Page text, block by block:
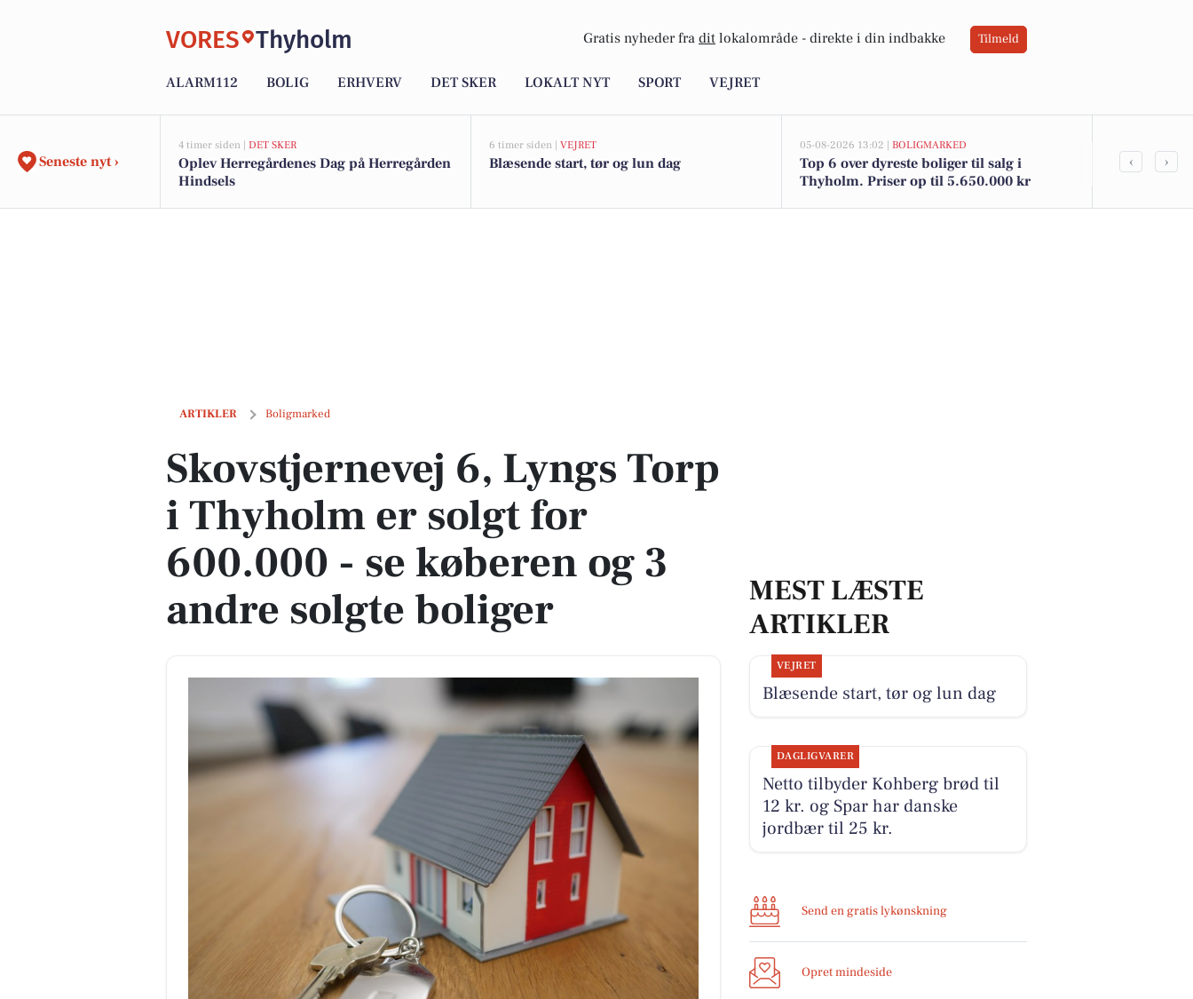
VORES Thyholm Gratis nyheder fra dit lokalområde - direkte i din indbakke Tilmeld
ALARM112 BOLIG ERHVERV DET SKER LOKALT NYT SPORT VEJRET
Seneste nyt ›
4 timer siden | DET SKER
Oplev Herregårdenes Dag på Herregården
Hindsels
6 timer siden | VEJRET
Blæsende start, tør og lun dag
05-08-2026 13:02 | BOLIGMARKED
Top 6 over dyreste boliger til salg i
Thyholm. Priser op til 5.650.000 kr
Søndbjerg
‹ ›
ARTIKLER Boligmarked
Skovstjernevej 6, Lyngs Torp i Thyholm er solgt for 600.000 - se køberen og 3 andre solgte boliger
Skovstjernevej 6, Lyngs Torp
i Thyholm er solgt for
600.000 - se køberen og 3
andre solgte boliger
MEST LÆSTE
ARTIKLER
VEJRET
Blæsende start, tør og lun dag
DAGLIGVARER
Netto tilbyder Kohberg brød til
12 kr. og Spar har danske
jordbær til 25 kr.
Send en gratis lykønskning
Opret mindeside